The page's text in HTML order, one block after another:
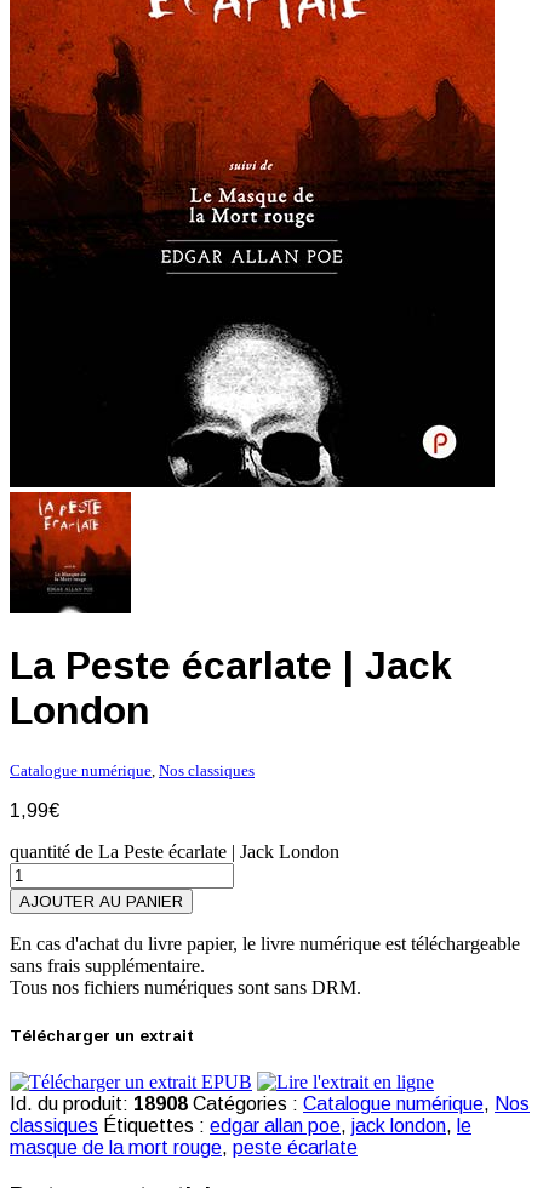
La Peste écarlate | Jack
London
Catalogue numérique, Nos classiques
1,99€
quantité de La Peste écarlate | Jack London
AJOUTER AU PANIER
En cas d'achat du livre papier, le livre numérique est téléchargeable
sans frais supplémentaire.
Tous nos fichiers numériques sont sans DRM.
Télécharger un extrait
Id. du produit: 18908 Catégories : Catalogue numérique, Nos
classiques Étiquettes : edgar allan poe, jack london, le
masque de la mort rouge, peste écarlate